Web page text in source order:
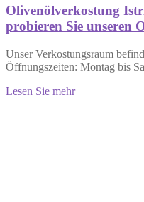
Olivenölverkostung
probieren Sie unseren
Unser Verkostungsraum
Öffnungszeiten: Montag bis
Lesen Sie mehr